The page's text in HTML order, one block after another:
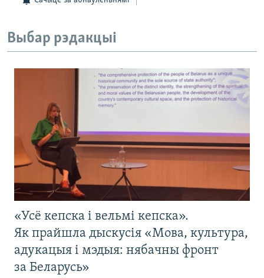
Выбар рэдакцыі
«Усё кепска і вельмі кепска».
Як прайшла дыскусія «Мова, культура,
адукацыя і мэдыя: нябачны фронт
за Беларусь»